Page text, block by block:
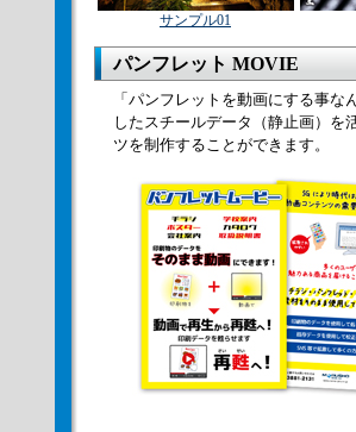
サンプル01
パンフレット MOVIE
「パンフレットを動画にする事
したスチールデータ（静止画）を
ツを制作することができます。